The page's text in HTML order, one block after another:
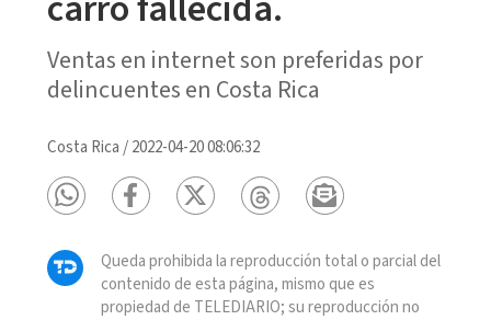
Ventas en internet son preferidas por
delincuentes en Costa Rica
Costa Rica /2022-04-20 08:06:32
Queda prohibida la reproducción total o parcial del
contenido de esta página, mismo que es
propiedad de TELEDIARIO; su reproducción no